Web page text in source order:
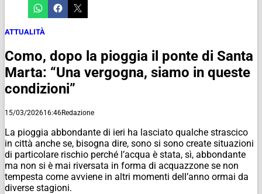
ATTUALITÀ
Como, dopo la pioggia il ponte di Santa
Marta: “Una vergogna, siamo in queste
condizioni”
15/03/202616:46Redazione
La pioggia abbondante di ieri ha lasciato qualche strascico
in città anche se, bisogna dire, sono si sono create situazioni
di particolare rischio perché l’acqua è stata, sì, abbondante
ma non si è mai riversata in forma di acquazzone se non
tempesta come avviene in altri momenti dell’anno ormai da
diverse stagioni.